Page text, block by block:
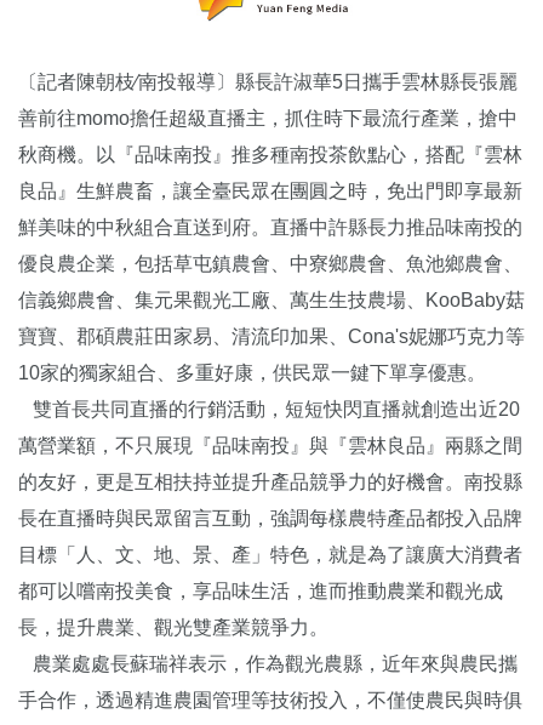
〔記者陳朝枝∕南投報導〕縣長許淑華5日攜手雲林縣長張麗
善前往momo擔任超級直播主，抓住時下最流行產業，搶中
秋商機。以『品味南投』推多種南投茶飲點心，搭配『雲林
良品』生鮮農畜，讓全臺民眾在團圓之時，免出門即享最新
鮮美味的中秋組合直送到府。直播中許縣長力推品味南投的
優良農企業，包括草屯鎮農會、中寮鄉農會、魚池鄉農會、
信義鄉農會、集元果觀光工廠、萬生生技農場、KooBaby菇
寶寶、郡碩農莊田家易、清流印加果、Cona's妮娜巧克力等
10家的獨家組合、多重好康，供民眾一鍵下單享優惠。
雙首長共同直播的行銷活動，短短快閃直播就創造出近20
萬營業額，不只展現『品味南投』與『雲林良品』兩縣之間
的友好，更是互相扶持並提升產品競爭力的好機會。南投縣
長在直播時與民眾留言互動，強調每樣農特產品都投入品牌
目標「人、文、地、景、產」特色，就是為了讓廣大消費者
都可以嚐南投美食，享品味生活，進而推動農業和觀光成
長，提升農業、觀光雙產業競爭力。
農業處處長蘇瑞祥表示，作為觀光農縣，近年來與農民攜
手合作，透過精進農園管理等技術投入，不僅使農民與時俱